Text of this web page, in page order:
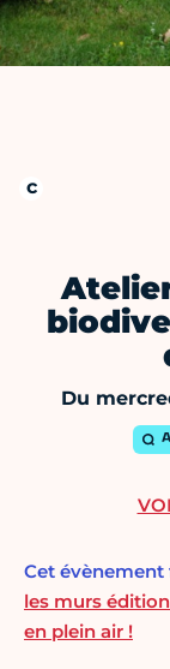
Du
Cet
les murs
en plein air !